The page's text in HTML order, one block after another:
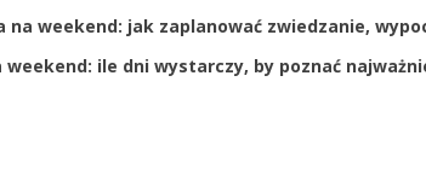
na weekend: jak zaplanować zwiedzanie,
weekend: ile dni wystarczy, by poznać